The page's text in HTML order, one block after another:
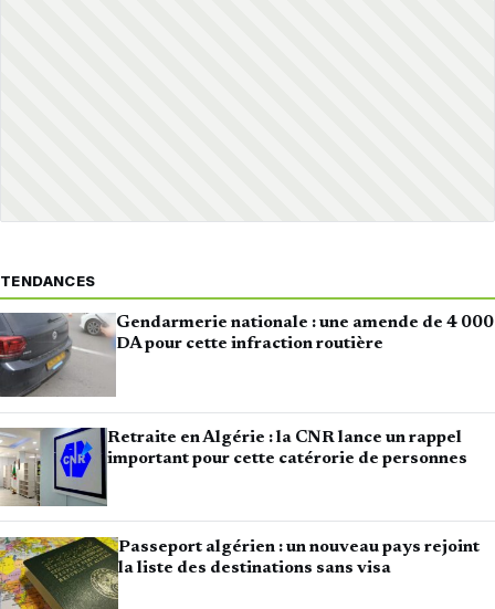
TENDANCES
Gendarmerie nationale : une amende de 4 000
DA pour cette infraction routière
Retraite en Algérie : la CNR lance un rappel
important pour cette catérorie de personnes
Passeport algérien : un nouveau pays rejoint
la liste des destinations sans visa